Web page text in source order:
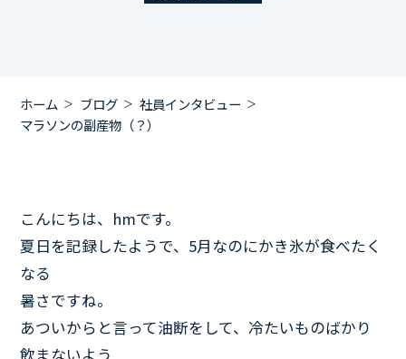
ホーム ブログ
社員インタビュー
マラソンの副産物（？）
こんにちは、hmです。
夏日を記録したようで、5月なのにかき氷が食べたく
なる
暑さですね。
あついからと言って油断をして、冷たいものばかり